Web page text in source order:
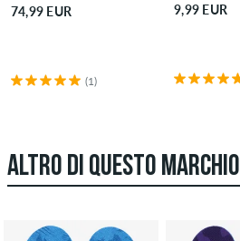
74,99 EUR
(1)
9,99 EUR
ALTRO DI QUESTO MARCHIO